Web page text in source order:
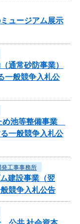
ュージアム展示
通常砂防事業）
一般競争入札公
め池等整備事業
一般競争入札公
工事事務所
建設事業（翌
競争入札公告